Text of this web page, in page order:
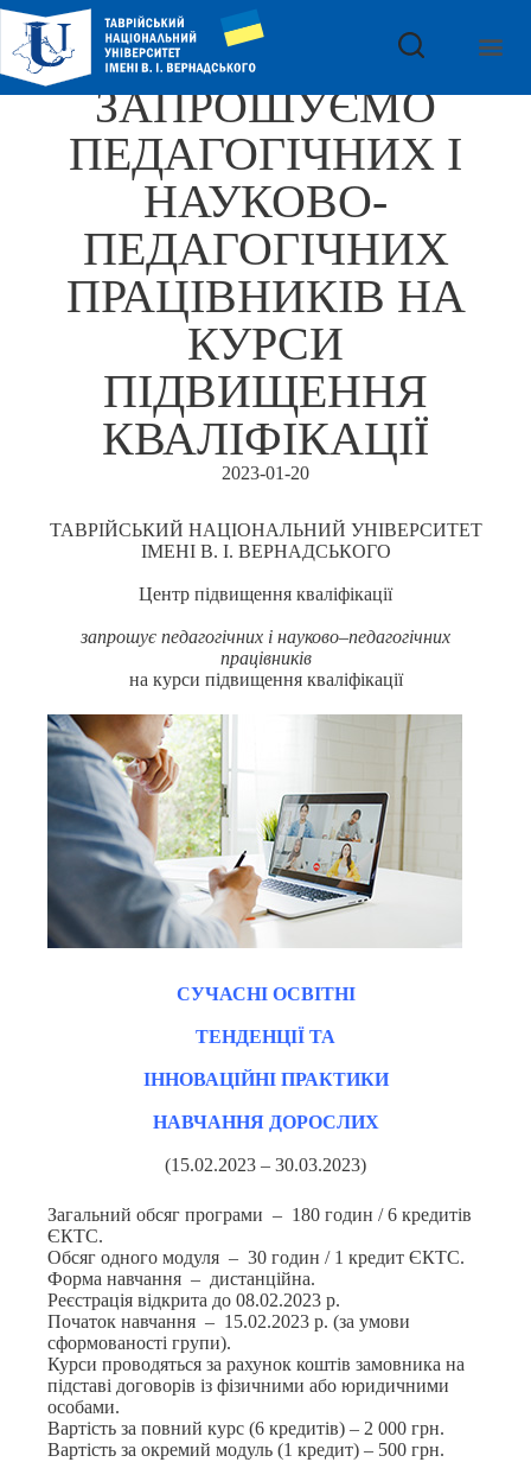
ЗАПРОШУЄМО
ПЕДАГОГІЧНИХ І
НАУКОВО-
ПЕДАГОГІЧНИХ
ПРАЦІВНИКІВ НА
КУРСИ
ПІДВИЩЕННЯ
КВАЛІФІКАЦІЇ
2023-01-20
ТАВРІЙСЬКИЙ НАЦІОНАЛЬНИЙ УНІВЕРСИТЕТ
ІМЕНІ В. І. ВЕРНАДСЬКОГО
Центр підвищення кваліфікації
запрошує педагогічних і науково–педагогічних
працівників
на курси підвищення кваліфікації
СУЧАСНІ ОСВІТНІ
ТЕНДЕНЦІЇ ТА
ІННОВАЦІЙНІ ПРАКТИКИ
НАВЧАННЯ ДОРОСЛИХ
(15.02.2023 – 30.03.2023)
Загальний обсяг програми – 180 годин / 6 кредитів
ЄКТС.
Обсяг одного модуля – 30 годин / 1 кредит ЄКТС.
Форма навчання – дистанційна.
Реєстрація відкрита до 08.02.2023 р.
Початок навчання – 15.02.2023 р. (за умови
сформованості групи).
Курси проводяться за рахунок коштів замовника на
підставі договорів із фізичними або юридичними
особами.
Вартість за повний курс (6 кредитів) – 2 000 грн.
Вартість за окремий модуль (1 кредит) – 500 грн.